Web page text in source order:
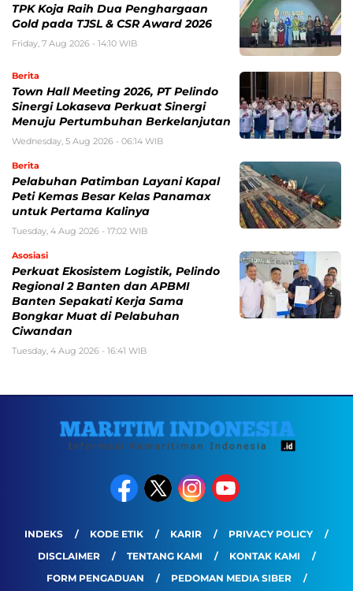
TPK Koja Raih Dua Penghargaan
Gold pada TJSL & CSR Award 2026
Friday, 7 Aug 2026 - 14:10 WIB
Berita
Town Hall Meeting 2026, PT Pelindo
Sinergi Lokaseva Perkuat Sinergi
Menuju Pertumbuhan Berkelanjutan
Wednesday, 5 Aug 2026 - 06:14 WIB
Berita
Pelabuhan Patimban Layani Kapal
Peti Kemas Besar Kelas Panamax
untuk Pertama Kalinya
Tuesday, 4 Aug 2026 - 17:02 WIB
Asosiasi
Perkuat Ekosistem Logistik, Pelindo
Regional 2 Banten dan APBMI
Banten Sepakati Kerja Sama
Bongkar Muat di Pelabuhan
Ciwandan
Tuesday, 4 Aug 2026 - 16:41 WIB
INDEKS KODE ETIK KARIR
PRIVACY POLICY
DISCLAIMER
TENTANG KAMI
KONTAK KAMI
FORM PENGADUAN
PEDOMAN MEDIA SIBER